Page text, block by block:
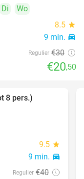
Di
Wo
8.5 star
9 min. directions_car
Regulier €30
€20,50
8 pers.)
9.5 star
9 min. directions_car
Regulier €40